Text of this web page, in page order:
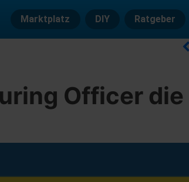
Marktplatz DIY Ratgeber
Officer die